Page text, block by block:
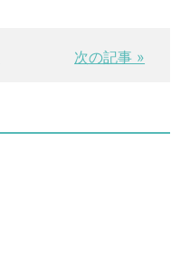
次の記事 »